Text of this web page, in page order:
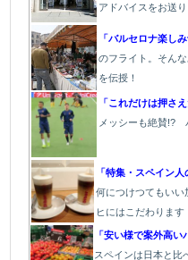
アドバイスをお送り
「バルセロナ楽し
のフライト。そん
を伝授！
「これだけは押さ
メッシーも絶賛!?
「特集・スペイン
何につけつてもいい
ヒにはこだわります
「安い様で案外高い
スペインは日本と比